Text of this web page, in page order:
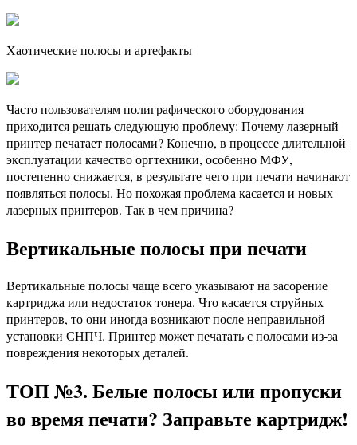
Хаотические полосы и артефакты
Часто пользователям полиграфического оборудования
приходится решать следующую проблему: Почему лазерный
принтер печатает полосами? Конечно, в процессе длительной
эксплуатации качество оргтехники, особенно МФУ,
постепенно снижается, в результате чего при печати начинают
появляться полосы. Но похожая проблема касается и новых
лазерных принтеров. Так в чем причина?
Вертикальные полосы при печати
Вертикальные полосы чаще всего указывают на засорение
картриджа или недостаток тонера. Что касается струйных
принтеров, то они иногда возникают после неправильной
установки СНПЧ. Принтер может печатать с полосами из-за
повреждения некоторых деталей.
ТОП №3. Белые полосы или пропуски
во время печати? Заправьте картридж!